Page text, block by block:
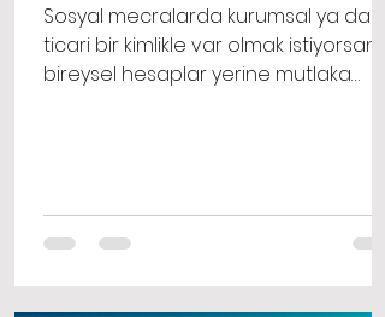
Sosyal mecralarda kurumsal ya da
ticari bir kimlikle var olmak istiyorsanız,
bireysel hesaplar yerine mutlaka
verileri, reklam panolarını ve detaylı
kitle istatistiklerini sunar.